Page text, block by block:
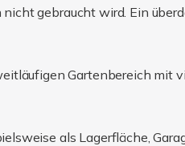
gebraucht wird. Ein
Gartenbereich mit
als Lagerfläche,